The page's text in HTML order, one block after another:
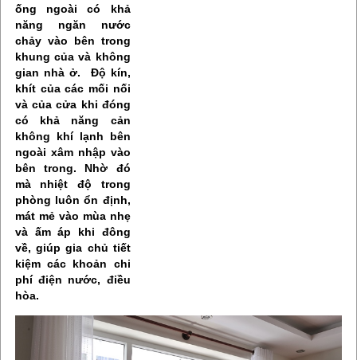
ống ngoài có khả
năng ngăn nước
chảy vào bên trong
khung của và không
gian nhà ở. Độ kín,
khít của các mối nối
và của cửa khi đóng
có khả năng cản
không khí lạnh bên
ngoài xâm nhập vào
bên trong. Nhờ đó
mà nhiệt độ trong
phòng luôn ổn định,
mát mẻ vào mùa nhẹ
và ấm áp khi đông
về, giúp gia chủ tiết
kiệm các khoản chi
phí điện nước, điều
hòa.